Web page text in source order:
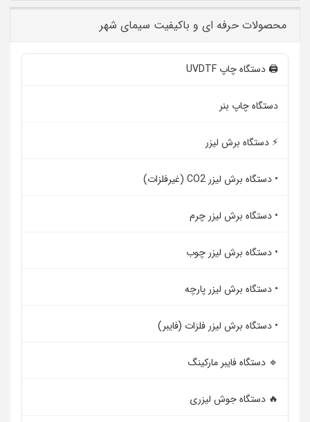
محصولات حرفه ای و باکیفیت سیمای شهر
🖨️ دستگاه چاپ UVDTF
دستگاه چاپ بنر
⚡ دستگاه برش لیزر
• دستگاه برش لیزر CO2 (غیرفلزات)
• دستگاه برش لیزر چرم
• دستگاه برش لیزر چوب
• دستگاه برش لیزر پارچه
• دستگاه برش لیزر فلزات (فایبر)
🔹 دستگاه فایبر مارکینگ
🔥 دستگاه جوش لیزری